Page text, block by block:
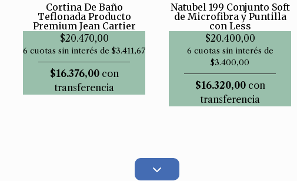
Cortina De Baño
Teflonada Producto
Premium Jean Cartier
$20.470,00
6 cuotas sin interés de $3.411,67
$16.376,00con
transferencia
Natubel 199 Conjunto Soft
de Microfibra y Puntilla
con Less
$20.400,00
6 cuotas sin interés de
$3.400,00
$16.320,00con
transferencia